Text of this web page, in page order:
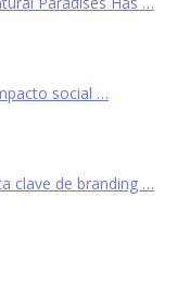
social …
clave de branding …